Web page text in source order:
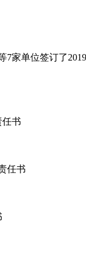
家单位签订了
书
任书